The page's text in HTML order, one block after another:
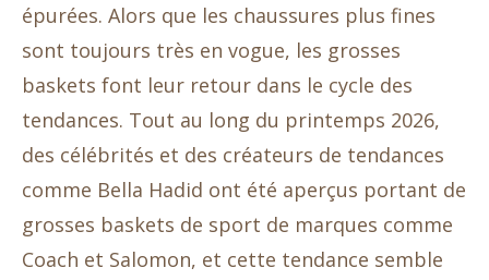
épurées. Alors que les chaussures plus fines
sont toujours très en vogue, les grosses
baskets font leur retour dans le cycle des
tendances. Tout au long du printemps 2026,
des célébrités et des créateurs de tendances
comme Bella Hadid ont été aperçus portant de
grosses baskets de sport de marques comme
Coach et Salomon, et cette tendance semble